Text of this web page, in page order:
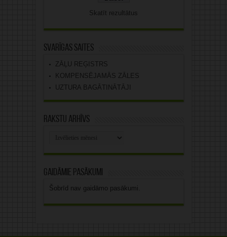
Skatīt rezultātus
Svarīgas saites
ZĀĻU REĢISTRS
KOMPENSĒJAMĀS ZĀLES
UZTURA BAGĀTINĀTĀJI
Rakstu arhīvs
Gaidāmie pasākumi
Šobrīd nav gaidāmo pasākumi.